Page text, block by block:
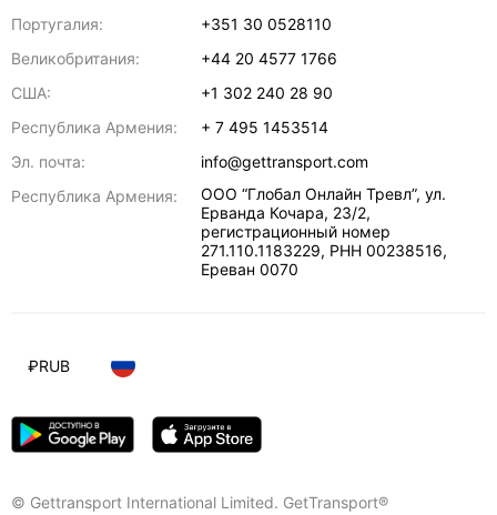
Португалия:
+351 30 0528110
Великобритания:
+44 20 4577 1766
США:
+1 302 240 28 90
Республика Армения:
+ 7 495 1453514
Эл. почта:
info@gettransport.com
Республика Армения:
ООО “Глобал Онлайн Тревл”, ул.
Ерванда Кочара, 23/2,
регистрационный номер
271.110.1183229, РНН 00238516,
Ереван 0070
© Gettransport International Limited. GetTransport®
₽RUB